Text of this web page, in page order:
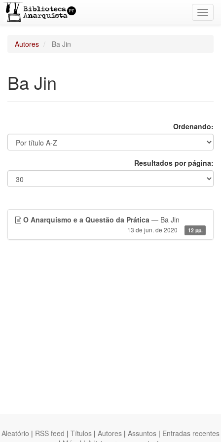
Autores Ba Jin
Ba Jin
Ordenando:
Resultados por página:
O Anarquismo e a Questão da Prática — Ba Jin
13 de jun. de 2020 12 pp.
Aleatório | RSS feed | Títulos | Autores | Assuntos | Entradas recentes